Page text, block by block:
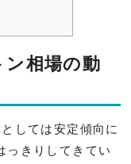
相場の動
しては安定傾向に
っきりしてきてい